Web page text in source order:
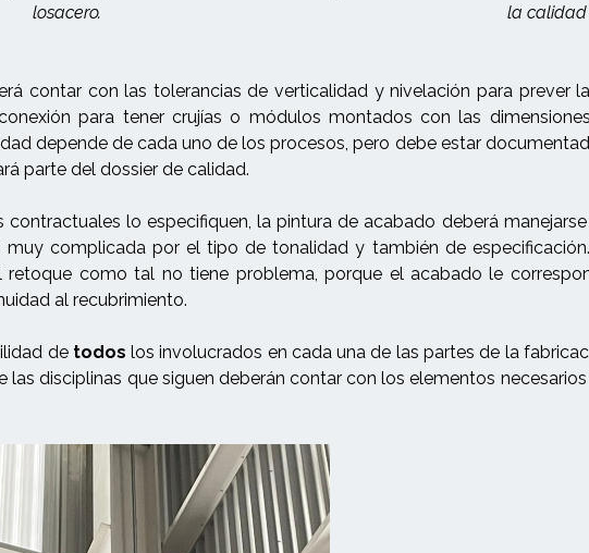
losacero.
la
contar con las tolerancias de verticalidad y nivelación para prever
para tener crujías o módulos montados con las
depende de cada uno de los procesos, pero debe estar
parte del dossier de calidad.
lo especifiquen, la pintura de acabado deberá
complicada por el tipo de tonalidad y también de
retoque como tal no tiene problema, porque el acabado le
al recubrimiento.
de todos los involucrados en cada una de las partes de la
las disciplinas que siguen deberán contar con los elementos